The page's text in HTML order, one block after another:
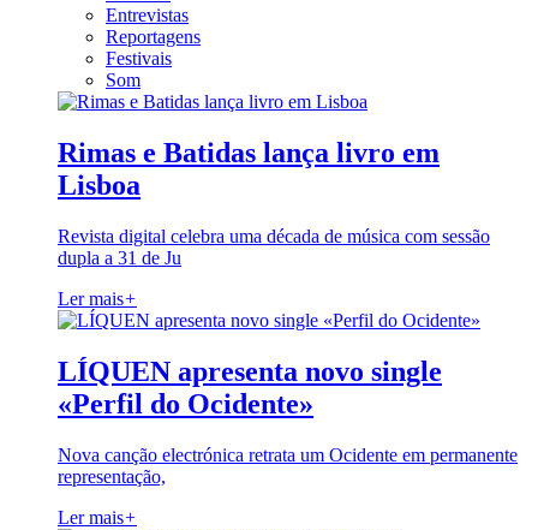
Entrevistas
Reportagens
Festivais
Som
Rimas e Batidas lança livro em
Lisboa
Revista digital celebra uma década de música com sessão
dupla a 31 de Ju
Ler mais+
LÍQUEN apresenta novo single
«Perfil do Ocidente»
Nova canção electrónica retrata um Ocidente em permanente
representação,
Ler mais+